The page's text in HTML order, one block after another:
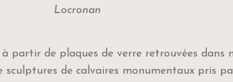
Locronan
partir de plaques de verre retrouvées dans
de calvaires monumentaux pris